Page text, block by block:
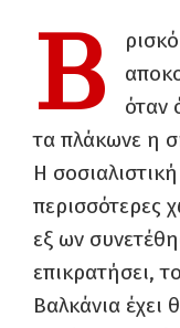
Β
όταν
τα πλάκωνε η
Η
περισσότερες
εξ ων
επικρατήσει,
Βαλκάνια έχει